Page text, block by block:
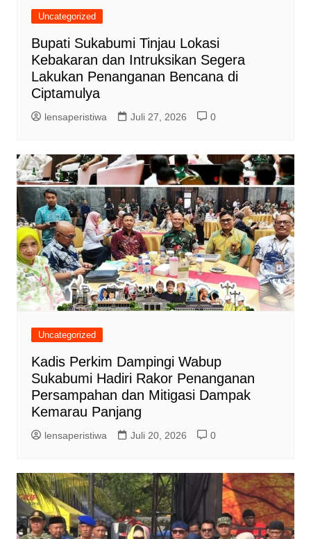
Uncategorized
Bupati Sukabumi Tinjau Lokasi
Kebakaran dan Intruksikan Segera
Lakukan Penanganan Bencana di
Ciptamulya
lensaperistiwa Juli 27, 2026 0
Uncategorized
Kadis Perkim Dampingi Wabup
Sukabumi Hadiri Rakor Penanganan
Persampahan dan Mitigasi Dampak
Kemarau Panjang
lensaperistiwa Juli 20, 2026 0